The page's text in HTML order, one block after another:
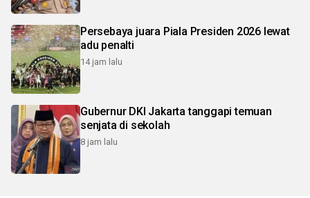
Persebaya juara Piala Presiden 2026 lewat
adu penalti
14 jam lalu
Gubernur DKI Jakarta tanggapi temuan
senjata di sekolah
8 jam lalu